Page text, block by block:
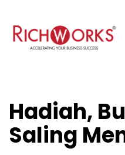
Hadiah,
Saling